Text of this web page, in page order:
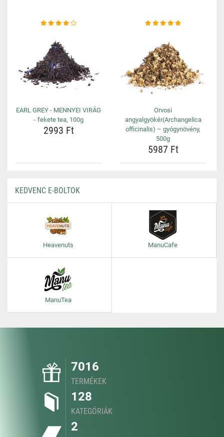
EARL GREY - MENNYEI VIRÁG
- fekete tea, 100g
2993 Ft
Orvosi
angyalgyökér(Archangelica
officinalis) – gyógynövény,
500g
5987 Ft
KEDVENC E-BOLTOK
Heavenuts ManuCafe
ManuTea
7016
TERMÉKEK
128
KATEGÓRIÁK
2